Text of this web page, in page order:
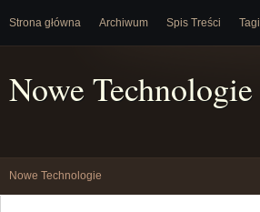
Strona główna Archiwum Spis Treści Tagi
Nowe Technologie
Nowe Technologie